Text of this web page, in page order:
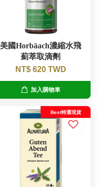
美國Horbäach濃縮水飛
薊萃取滴劑
NT$ 620 TWD
加入購物車
Best特選現貨